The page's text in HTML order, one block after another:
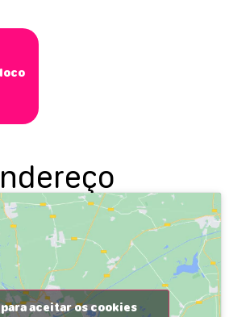
aceitar os cookies